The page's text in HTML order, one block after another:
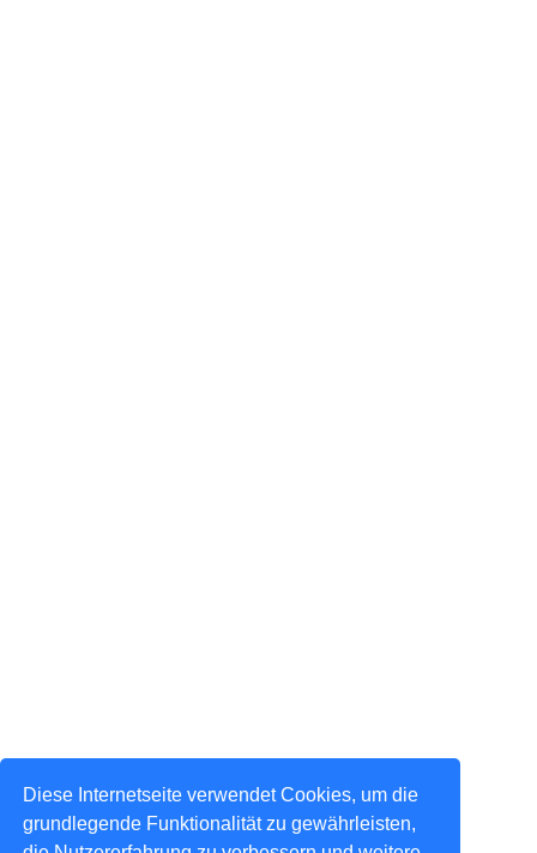
Diese Internetseite verwendet Cookies, um die
grundlegende Funktionalität zu gewährleisten,